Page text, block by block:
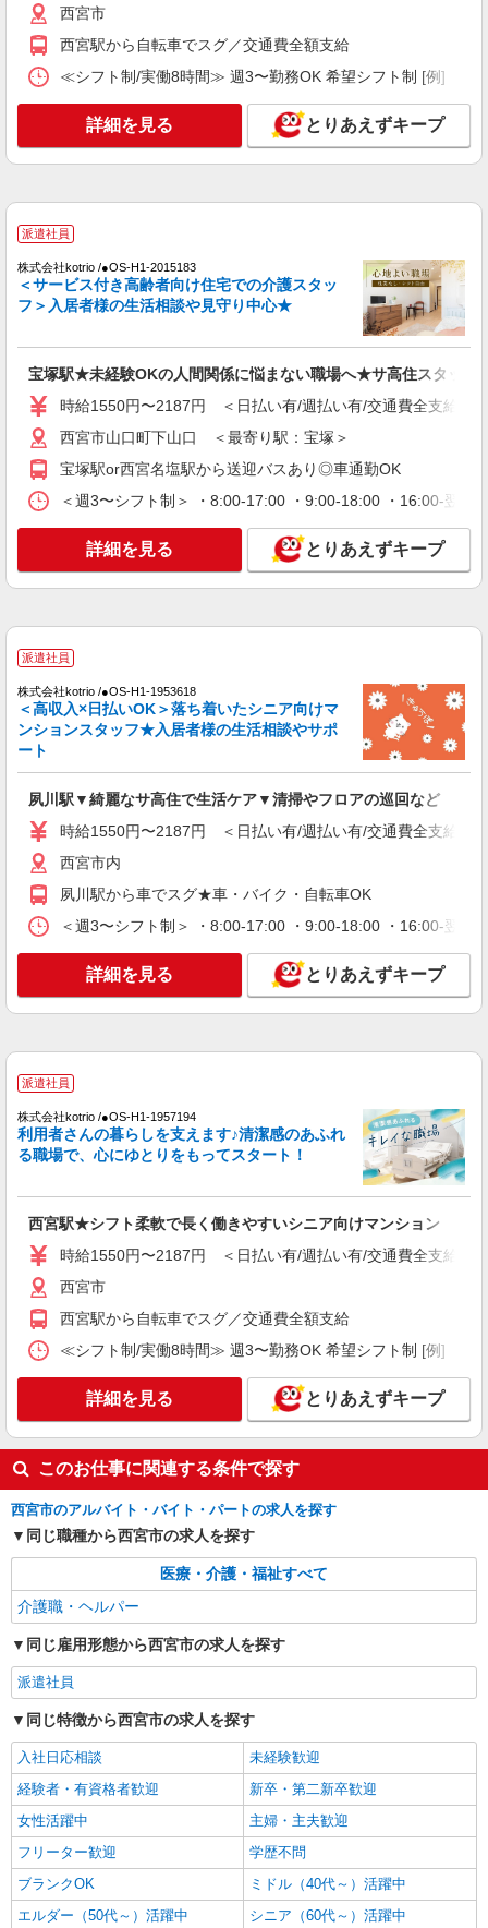
パート NEW
デイサービス 介護スタッフ
【時給】1,316円〜1,500円 ▼給与詳細 処遇改
善手当：200円/時 ▼下記別途支給 通勤手当 年末
月） ※業績による ※処遇改善手当は試用期間中(3
契約社員
香櫨園ケアセンターそよ風：RO12123
NEW
ショートステイ 夜勤専従介護職
【月給】295,792円〜313,840円 ▼給与詳細 処
遇改善手当：37,840円 夜勤手当：66,000円（11回
分） ※12回目以降は1回6,000円支給 ▼下記別途
り：年2回（6月・12月） ※業績による 特別報
酬：平均34.1万円（最高額135万円） ※2025年6月
給なし
兵庫県西宮市上葭原町4-21
キープ 詳細を見る
契約社員
香櫨園ケアセンターそよ風：RO9252
NEW
ショートステイ 介護スタッフ
【月給】257,872円〜275,920円 ▼給与詳細 処
分） ※6回目以降は1回6,000円支給 ▼下記別途支
均26.6万円（最高額109万円） ※2025年6月支給実
績 ※処遇改善手当は試用期間中(3ヶ月)は支給なし
兵庫県西宮市上葭原町4-21
詳細を見る
契約社員
香櫨園ケアセンターそよ風：RO45837
NEW
デイサービス 介護スタッフ
【月給】226,272円〜244,320円 ▼給与詳細 処
遇改善手当：34,320円 ▼下記別途支給 通勤手当
年末年始手当：380円/時 寸志あり：年2回（6月・
（最高額130万円） ※2025年6月支給実績 ※処遇
改善手当は試用期間中(3ヶ月)は支給なし
キープ 詳細を見る
香櫨園ケアセンターそよ風：RO9300
NEW
ショートステイ 介護スタッフ
キープ 詳細を見る
NEW
ショートステイ 介護スタッフ
格手当：10,000円 処遇改善手当：35,920円 夜勤手
円※経験にょる 精勤手当：8,000円 ▼下記別途支
給 通勤手当 年末年始手当：380円/時 賞与年2回
（6月・12月） 昇給年1回（4月） 特別報酬：平均
34.1万円（最高額135万円） ※2025年6月支給実績
※処遇改善手当は試用期間中(3ヶ月)は支給なし
キープ
香櫨園ケアセンターそよ風：RO9216
NEW
ショートステイ 夜勤専従介護職
【時給】1,670円〜 ▼給与詳細 処遇改善手
当：220円/時 夜勤手当:6,000円/回 ※夜勤1回あた
り32,720円（処遇改善手当含） ▼下記別途支給 通
勤手当 年末年始手当：380円/時 寸志あり：年2回
（6月・12月） ※業績による ※処遇改善手当は試
用期間中(3ヶ月)は支給なし
兵庫県西宮市上葭原町4-21
キープ 詳細を見る
パート 派遣社員
株式会社ルフト・メディカルケア 神戸支店
療養型の病院で介護福祉士
定支給） 【介護福祉士実務者研修】 時給1450円
（交通費規定支給） ※夜勤専従をご希望の方、週
2〜3日の勤務条件でお話し可能です！
西宮市深津町の療養型の病院
キープ 詳細を見る
西宮市
西宮駅から自転車でスグ／交通費全額支給
≪シフト制/実働8時間≫ 週3〜勤務OK 希望シフト制 [例] ・
詳細を見る とりあえずキープ
派遣社員
株式会社kotrio /●OS-H1-2015183
＜サービス付き高齢者向け住宅での介護スタッ
フ＞入居者様の生活相談や見守り中心★
宝塚駅★未経験OKの人間関係に悩まない職場へ★サ高住スタッフ
時給1550円〜2187円 ＜日払い有/週払い有/交通費全支給(ガ
西宮市山口町下山口 ＜最寄り駅：宝塚＞
宝塚駅or西宮名塩駅から送迎バスあり◎車通勤OK
＜週3〜シフト制＞ ・8:00-17:00 ・9:00-18:00 ・16:00-
詳細を見る とりあえずキープ
派遣社員
株式会社kotrio /●OS-H1-1953618
＜高収入×日払いOK＞落ち着いたシニア向けマ
ンションスタッフ★入居者様の生活相談やサポ
ート
夙川駅▼綺麗なサ高住で生活ケア▼清掃やフロアの巡回など
時給1550円〜2187円 ＜日払い有/週払い有/交通費全支給(ガ
西宮市内
夙川駅から車でスグ★車・バイク・自転車OK
＜週3〜シフト制＞ ・8:00-17:00 ・9:00-18:00 ・16:00-
詳細を見る とりあえずキープ
派遣社員
株式会社kotrio /●OS-H1-1957194
利用者さんの暮らしを支えます♪清潔感のあふれ
る職場で、心にゆとりをもってスタート！
西宮駅★シフト柔軟で長く働きやすいシニア向けマンション
時給1550円〜2187円 ＜日払い有/週払い有/交通費全支給(ガ
西宮市
西宮駅から自転車でスグ／交通費全額支給
≪シフト制/実働8時間≫ 週3〜勤務OK 希望シフト制 [例] ・
詳細を見る とりあえずキープ
このお仕事に関連する条件で探す
西宮市のアルバイト・バイト・パートの求人を探す
同じ職種から西宮市の求人を探す
医療・介護・福祉すべて
介護職・ヘルパー
同じ雇用形態から西宮市の求人を探す
派遣社員
同じ特徴から西宮市の求人を探す
入社日応相談
未経験歓迎
経験者・有資格者歓迎
新卒・第二新卒歓迎
女性活躍中
主婦・主夫歓迎
フリーター歓迎
学歴不問
ブランクOK
ミドル（40代～）活躍中
エルダー（50代～）活躍中
シニア（60代～）活躍中